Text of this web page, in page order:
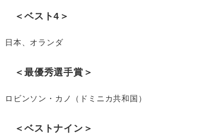
＜ベスト4＞
日本、オランダ
＜最優秀選手賞＞
ロビンソン・カノ（ドミニカ共和国）
＜ベストナイン＞